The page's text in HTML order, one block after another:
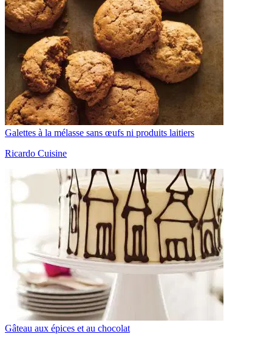
Galettes à la mélasse sans œufs ni produits laitiers
Ricardo Cuisine
Gâteau aux épices et au chocolat